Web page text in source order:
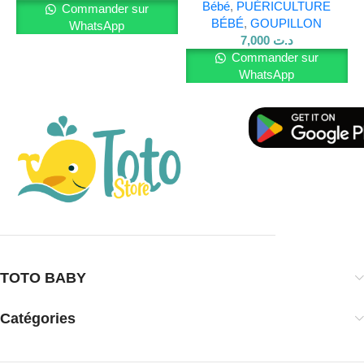
Pour en savoir plus sur nos produits, visitez notre
Facebook.
Commander sur
WhatsApp
Bébé, PUÉRICULTURE
BÉBÉ,GOUPILLON
د.ت 7,000
Commander sur
WhatsApp
TOTO BABY
Catégories